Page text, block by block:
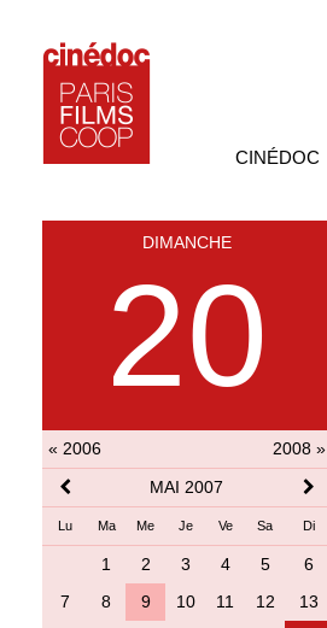
CINÉDOC
DIMANCHE
20
« 2006
2008 »
MAI 2007
Lu Ma Me Je Ve Sa Di
1 2 3 4 5
6
7
8 9 10 11 12
13